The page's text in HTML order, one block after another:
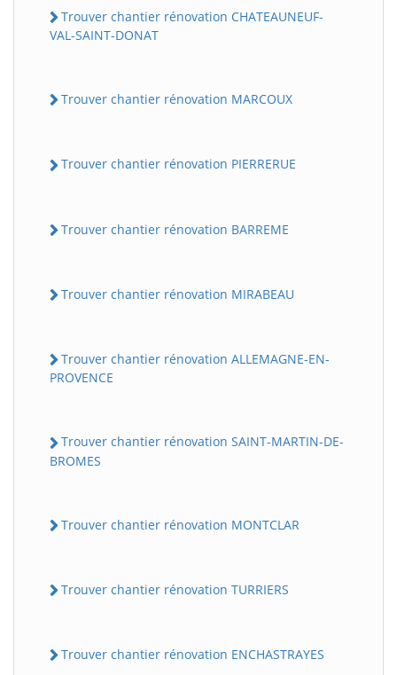
Trouver chantier rénovation CHATEAUNEUF-
VAL-SAINT-DONAT
Trouver chantier rénovation MARCOUX
Trouver chantier rénovation PIERRERUE
Trouver chantier rénovation BARREME
Trouver chantier rénovation MIRABEAU
Trouver chantier rénovation ALLEMAGNE-EN-
PROVENCE
Trouver chantier rénovation SAINT-MARTIN-DE-
BROMES
Trouver chantier rénovation MONTCLAR
Trouver chantier rénovation TURRIERS
Trouver chantier rénovation ENCHASTRAYES